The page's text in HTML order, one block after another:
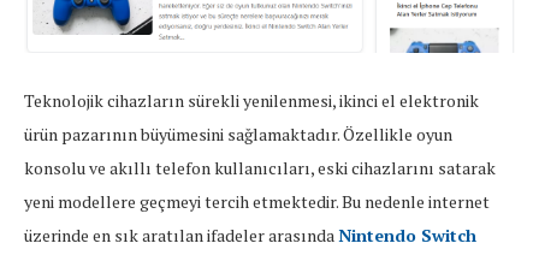
Teknolojik cihazların sürekli yenilenmesi, ikinci el elektronik
ürün pazarının büyümesini sağlamaktadır. Özellikle oyun
konsolu ve akıllı telefon kullanıcıları, eski cihazlarını satarak
yeni modellere geçmeyi tercih etmektedir. Bu nedenle internet
üzerinde en sık aratılan ifadeler arasında Nintendo Switch